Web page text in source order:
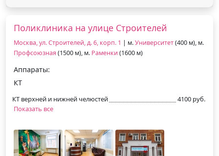
Поликлиника на улице Строителей
Москва, ул. Строителей, д. 6, корп. 1 | м.Университет(400 м), м.
Профсоюзная (1500 м), м. Раменки (1600 м)
Аппараты:
КТ
КТ верхней и нижней челюстей
4100 руб.
Показать все